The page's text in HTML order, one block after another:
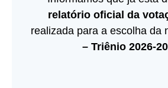
relatório oficial da
realizada para a escolha da
– Triênio 2026-